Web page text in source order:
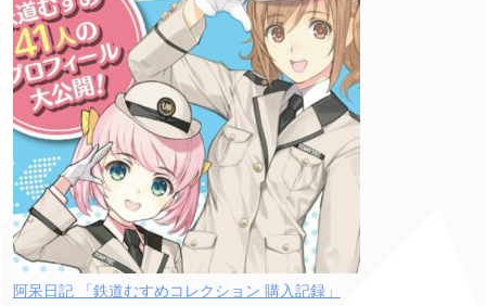
阿呆日記 「鉄道むすめコレクション 購入記録」